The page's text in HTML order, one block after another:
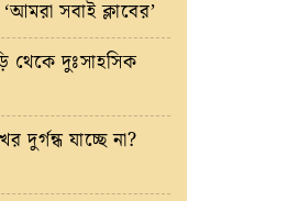
সবাই ক্লাবের’
থেকে দুঃসাহসিক
দুর্গন্ধ যাচ্ছে না?